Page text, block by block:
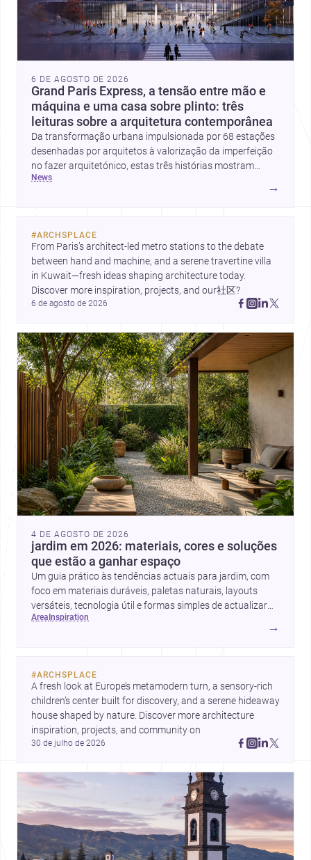
6 DE AGOSTO DE 2026
Grand Paris Express, a tensão entre mão e
máquina e uma casa sobre plinto: três
leituras sobre a arquitetura contemporânea
Da transformação urbana impulsionada por 68 estações
desenhadas por arquitetos à valorização da imperfeição
no fazer arquitetónico, estas três histórias mostram
como a disciplina continua a reinventar cidades, materiais
contemporânea.
news
→
#ARCHSPLACE
From Paris’s architect-led metro stations to the debate
between hand and machine, and a serene travertine villa
in Kuwait—fresh ideas shaping architecture today.
Discover more inspiration, projects, and our社区?
6 de agosto de 2026
4 DE AGOSTO DE 2026
jardim em 2026: materiais, cores e soluções
que estão a ganhar espaço
Um guia prático às tendências actuais para jardim, com
foco em materiais duráveis, paletas naturais, layouts
versáteis, tecnologia útil e formas simples de actualizar
sem obras totais.
area inspiration
→
#ARCHSPLACE
A fresh look at Europe’s metamodern turn, a sensory-rich
children’s center built for discovery, and a serene hideaway
house shaped by nature. Discover more architecture
30 de julho de 2026